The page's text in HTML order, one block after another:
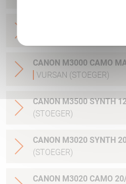
CANON M3000 CAMO
VURSAN (STOEGER)
CANON M3500 SYNTH
(STOEGER)
CANON M3020 SYNTH
(STOEGER)
CANON M3020 CAMO